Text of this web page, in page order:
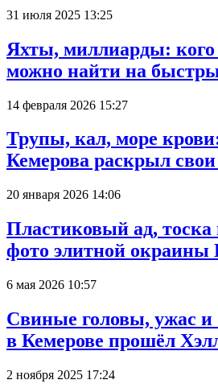
31 июля 2025 13:25
Яхты, миллиарды: кого
можно найти на
14 февраля 2026 15:27
Трупы, кал, море
Кемерова раскрыл
20 января 2026 14:06
Пластиковый ад,
фото элитной окраины
6 мая 2026 10:57
Свиные головы, ужас и
в Кемерове прошёл
2 ноября 2025 17:24